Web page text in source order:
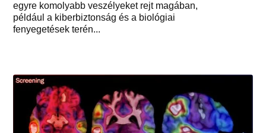
egyre komolyabb veszélyeket rejt magában,
például a kiberbiztonság és a biológiai
fenyegetések terén...